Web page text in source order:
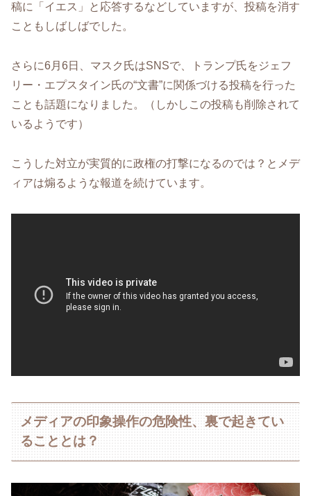
稿に「イエス」と応答するなどしていますが、投稿を消す
こともしばしばでした。
さらに6月6日、マスク氏はSNSで、トランプ氏をジェフ
リー・エプスタイン氏の“文書”に関係づける投稿を行った
ことも話題になりました。（しかしこの投稿も削除されて
いるようです）
こうした対立が実質的に政権の打撃になるのでは？とメデ
ィアは煽るような報道を続けています。
メディアの印象操作の危険性、裏で起きてい
ることとは？